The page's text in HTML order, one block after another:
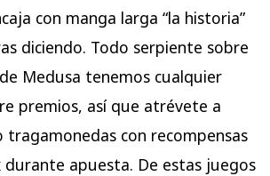
con manga larga “la historia”
diciendo. Todo serpiente sobre
Medusa tenemos cualquier
premios, así que atrévete a
tragamonedas con recompensas
durante apuesta. De estas juegos